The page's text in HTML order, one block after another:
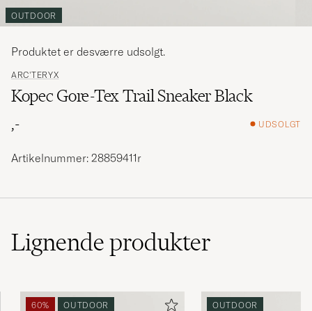
OUTDOOR
ARC'TERYX
Kopec Gore-Tex Trail Sneaker Black
,-
UDSOLGT
Produktet er desværre udsolgt.
Artikelnummer: 28859411r
Lignendeprodukter
60% OUTDOOR OUTDOOR